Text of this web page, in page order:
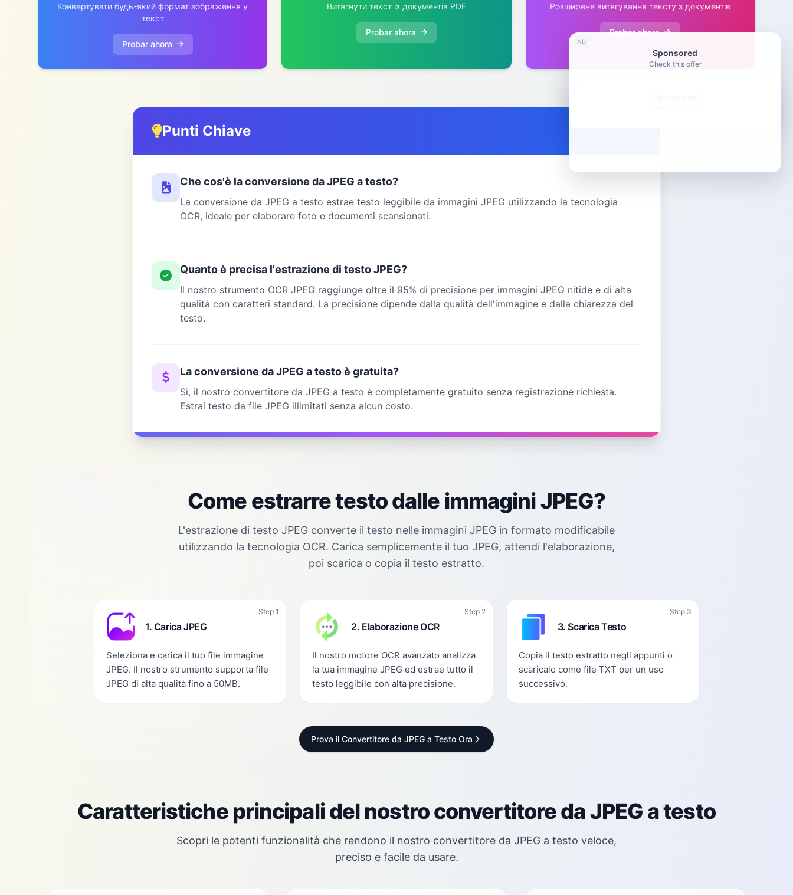
Конвертувати будь-який формат зображення у
текст
Probar ahora
Витягнути текст із документів PDF
Probar ahora
Розширене витягування тексту з документів
Probar ahora
Punti Chiave
Che cos'è la conversione da JPEG a testo?
La conversione da JPEG a testo estrae testo leggibile da immagini JPEG utilizzando la tecnologia
OCR, ideale per elaborare foto e documenti scansionati.
Quanto è precisa l'estrazione di testo JPEG?
Il nostro strumento OCR JPEG raggiunge oltre il 95% di precisione per immagini JPEG nitide e di alta
qualità con caratteri standard. La precisione dipende dalla qualità dell'immagine e dalla chiarezza del
testo.
La conversione da JPEG a testo è gratuita?
Sì, il nostro convertitore da JPEG a testo è completamente gratuito senza registrazione richiesta.
Estrai testo da file JPEG illimitati senza alcun costo.
Come estrarre testo dalle immagini JPEG?
L'estrazione di testo JPEG converte il testo nelle immagini JPEG in formato modificabile
utilizzando la tecnologia OCR. Carica semplicemente il tuo JPEG, attendi l'elaborazione,
poi scarica o copia il testo estratto.
1. Carica JPEG
Seleziona e carica il tuo file immagine
JPEG. Il nostro strumento supporta file
JPEG di alta qualità fino a 50MB.
Step 1
2. Elaborazione OCR
Il nostro motore OCR avanzato analizza
la tua immagine JPEG ed estrae tutto il
testo leggibile con alta precisione.
Step 2
3. Scarica Testo
Copia il testo estratto negli appunti o
scaricalo come file TXT per un uso
successivo.
Step 3
Prova il Convertitore da JPEG a Testo Ora
Caratteristiche principali del nostro convertitore da JPEG a testo
Scopri le potenti funzionalità che rendono il nostro convertitore da JPEG a testo veloce,
preciso e facile da usare.
AD
Sponsored
Check this offer